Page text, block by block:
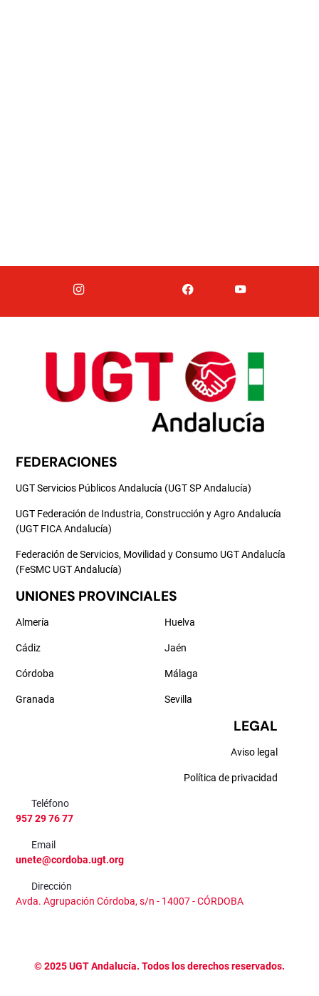
FEDERACIONES
UGT Servicios Públicos Andalucía (UGT SP Andalucía)
UGT Federación de Industria, Construcción y Agro Andalucía
(UGT FICA Andalucía)
Federación de Servicios, Movilidad y Consumo UGT Andalucía
(FeSMC UGT Andalucía)
UNIONES PROVINCIALES
Almería
Cádiz
Córdoba
Granada
Huelva
Jaén
Málaga
Sevilla
LEGAL
Aviso legal
Política de privacidad
Teléfono
957 29 76 77
Email
unete@cordoba.ugt.org
Dirección
Avda. Agrupación Córdoba, s/n - 14007 - CÓRDOBA
©2025UGT Andalucía. Todos los derechos reservados.